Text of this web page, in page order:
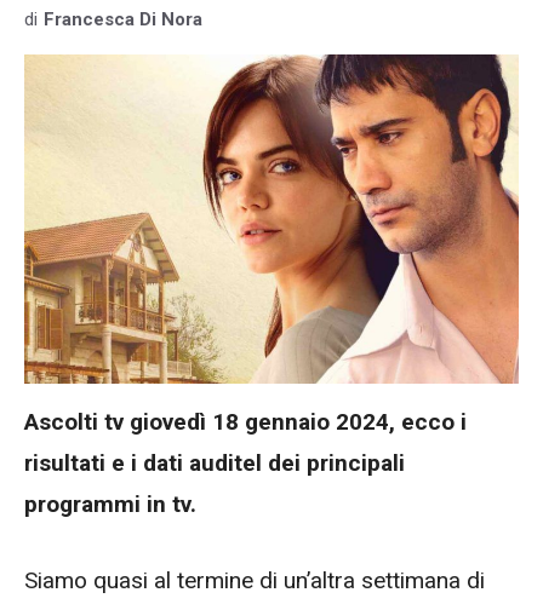
di Francesca Di Nora
Ascolti tv giovedì 18 gennaio 2024, ecco i
risultati e i dati auditel dei principali
programmi in tv.
Siamo quasi al termine di un’altra settimana di